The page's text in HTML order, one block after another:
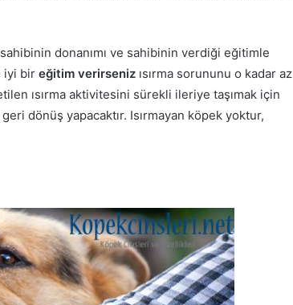
donanımı ve sahibinin verdiği eğitimle
iyi bir eğitim verirseniz ısırma sorununu o kadar az
ısırma aktivitesini sürekli ileriye taşımak için
dönüş yapacaktır. Isırmayan köpek yoktur,